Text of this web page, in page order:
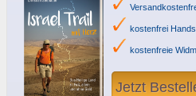
kostenfrei
kostenfreie
Jetzt